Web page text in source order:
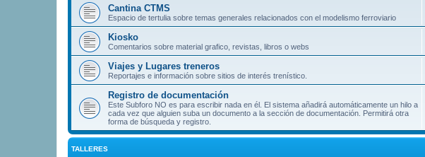
Cantina CTMS
Espacio de tertulia sobre temas generales relacionados con el modelismo ferroviario
Kiosko
Comentarios sobre material grafico, revistas, libros o webs
Viajes y Lugares treneros
Reportajes e información sobre sitios de interés trenístico.
Registro de documentación
Este Subforo NO es para escribir nada en él. El sistema añadirá automáticamente un hilo a
cada vez que alguien suba un documento a la sección de documentación. Permitirá otra
forma de búsqueda y registro.
TALLERES